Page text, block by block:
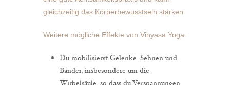
gleichzeitig das Körperbewusstsein stärken.
Weitere mögliche Effekte von Vinyasa Yoga:
Du mobilisierst Gelenke, Sehnen und
Bänder, insbesondere um die